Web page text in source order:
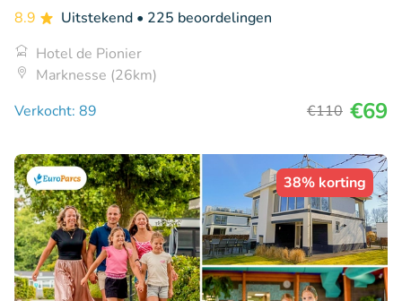
8.9 Uitstekend • 225 beoordelingen
Hotel de Pionier
Marknesse (26km)
Verkocht: 89
€110 €69
38% korting